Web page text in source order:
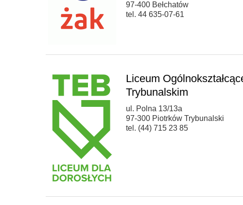
97-400 Bełchatów
tel. 44 635-07-61
Liceum
Trybunalskim
ul. Polna 13/13a
97-300 Piotrków Trybunalski
tel. (44) 715 23 85